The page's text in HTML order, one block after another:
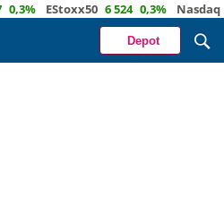
EStoxx50 6 524 0,3% Nasdaq
Depot